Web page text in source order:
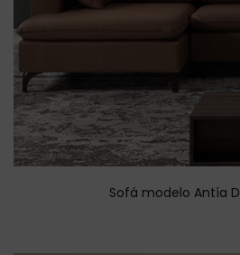
Sofá modelo Antía